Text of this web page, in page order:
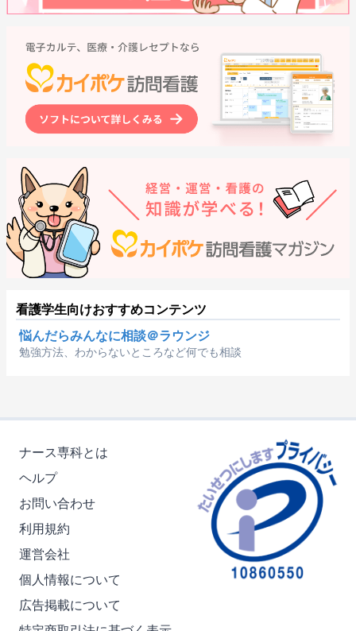
看護学生向けおすすめコンテンツ
悩んだらみんなに相談＠ラウンジ
勉強方法、わからないところなど何でも相談
ナース専科とは
ヘルプ
お問い合わせ
利用規約
運営会社
個人情報について
広告掲載について